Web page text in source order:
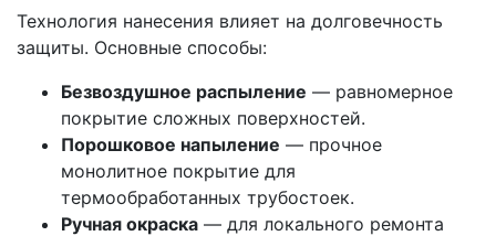
Технология нанесения влияет на долговечность
защиты. Основные способы:
Безвоздушное распыление — равномерное
покрытие сложных поверхностей.
Порошковое напыление — прочное
монолитное покрытие для
термообработанных трубостоек.
Ручная окраска — для локального ремонта